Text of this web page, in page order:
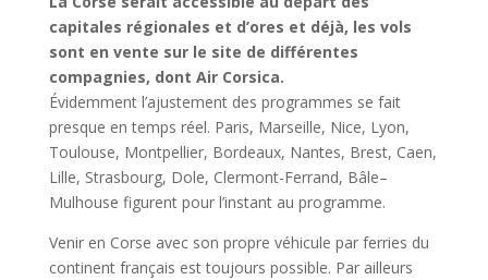
capitales régionales et d’ores et déjà, les vols
sont en vente sur le site de différentes
compagnies, dont Air Corsica.
Évidemment l’ajustement des programmes se fait
presque en temps réel. Paris, Marseille, Nice, Lyon,
Toulouse, Montpellier, Bordeaux, Nantes, Brest, Caen,
Lille, Strasbourg, Dole, Clermont-Ferrand, Bâle–
Mulhouse figurent pour l’instant au programme.
Venir en Corse avec son propre véhicule par ferries du
continent français est toujours possible. Par ailleurs